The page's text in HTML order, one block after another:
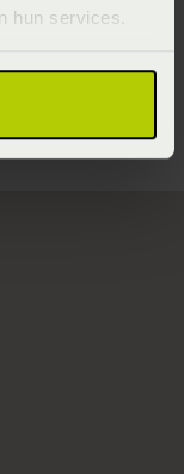
hun services.